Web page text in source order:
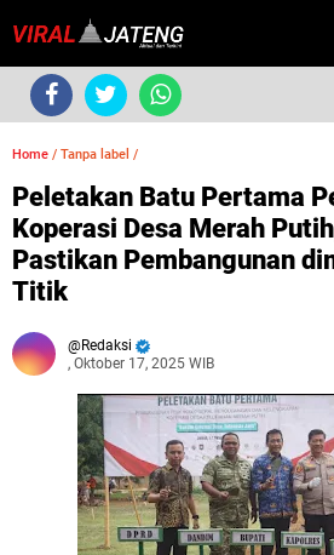
Home / Tanpa label /
Peletakan Batu Pertama
Koperasi Desa Merah
Pastikan Pembangunan
Titik
Redaksi
, Oktober 17, 2025 WIB